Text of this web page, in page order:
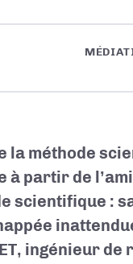
la méthode
à partir de
scientifique :
, ingénieur de